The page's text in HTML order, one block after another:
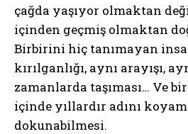
çağda yaşıyor olmaktan
içinden geçmiş olmaktan
Birbirini hiç tanımayan
kırılganlığı, aynı arayışı,
zamanlarda taşıması… Ve
içinde yıllardır adını
dokunabilmesi.